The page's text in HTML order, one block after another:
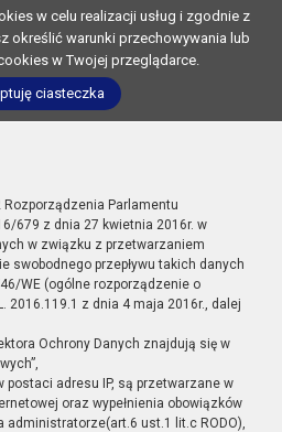
w celu realizacji usług i zgodnie z
określić warunki przechowywania lub
w Twojej przeglądarce.
ciasteczka
Rozporządzenia Parlamentu
679 z dnia 27 kwietnia 2016r. w
w związku z przetwarzaniem
swobodnego przepływu takich danych
WE (ogólne rozporządzenie o
2016.119.1 z dnia 4 maja 2016r., dalej
Ochrony Danych znajdują się w
postaci adresu IP, są przetwarzane w
oraz wypełnienia obowiązków
administratorze(art.6 ust.1 lit.c RODO),